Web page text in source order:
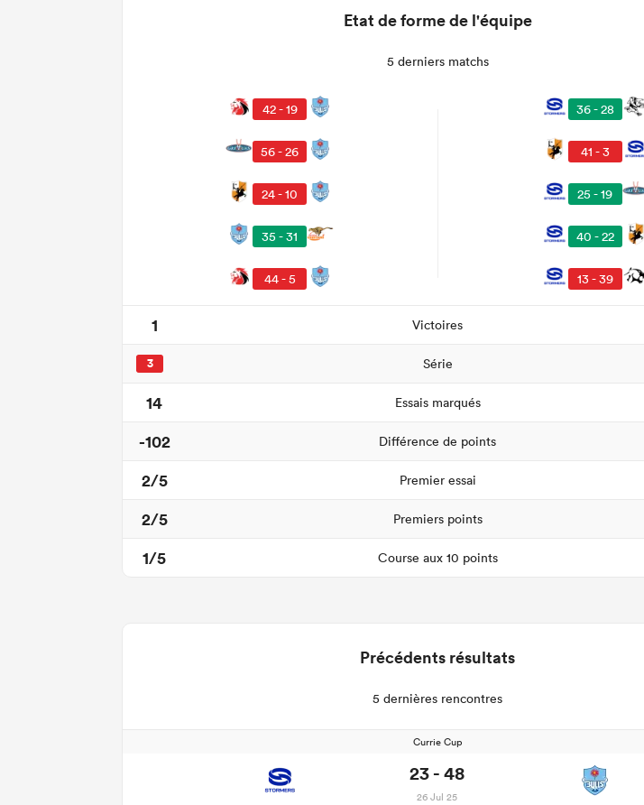
Etat de forme de l'équipe
5 derniers matchs
42 - 19
56 - 26
24 - 10
35 - 31
44 - 5
36 - 28
41 - 3
25 - 19
40 - 22
13 - 39
1 Victoires
3 Série
14 Essais marqués
-102
Différence de points
2/5
Premier essai
2/5
Premiers points
1/5
Course aux 10 points
Précédents résultats
5 dernières rencontres
Currie Cup
23 - 48
26 Jul 25